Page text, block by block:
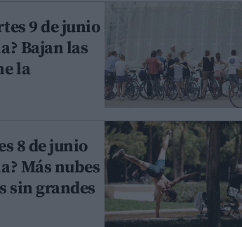
9 de junio
Bajan las
la
8 de junio
Más nubes
sin grandes